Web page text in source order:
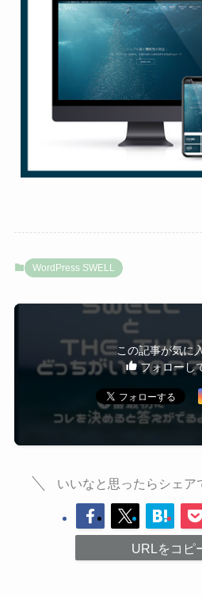
WordPress SWELL
この記事が気に
フォローし
いいなと思ったらシェア
URLをコピ